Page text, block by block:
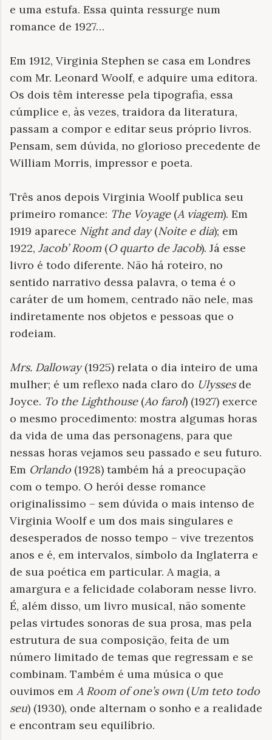
e uma estufa. Essa quinta ressurge num
romance de 1927…
Em 1912, Virginia Stephen se casa em Londres
com Mr. Leonard Woolf, e adquire uma editora.
Os dois têm interesse pela tipografia, essa
cúmplice e, às vezes, traidora da literatura,
passam a compor e editar seus próprio livros.
Pensam, sem dúvida, no glorioso precedente de
William Morris, impressor e poeta.
Três anos depois Virginia Woolf publica seu
primeiro romance: The Voyage (A viagem). Em
1919 aparece Night and day(Noite e dia); em
1922, Jacob’ Room (O quarto de Jacob). Já esse
livro é todo diferente. Não há roteiro, no
sentido narrativo dessa palavra, o tema é o
caráter de um homem, centrado não nele, mas
indiretamente nos objetos e pessoas que o
rodeiam.
Mrs. Dalloway(1925) relata o dia inteiro de uma
mulher; é um reflexo nada claro do Ulysses de
Joyce. To the Lighthouse(Ao farol) (1927) exerce
o mesmo procedimento: mostra algumas horas
da vida de uma das personagens, para que
nessas horas vejamos seu passado e seu futuro.
Em Orlando (1928) também há a preocupação
com o tempo. O herói desse romance
originalíssimo – sem dúvida o mais intenso de
Virginia Woolf e um dos mais singulares e
desesperados de nosso tempo – vive trezentos
anos e é, em intervalos, símbolo da Inglaterra e
de sua poética em particular. A magia, a
amargura e a felicidade colaboram nesse livro.
É, além disso, um livro musical, não somente
pelas virtudes sonoras de sua prosa, mas pela
estrutura de sua composição, feita de um
número limitado de temas que regressam e se
combinam. Também é uma música o que
ouvimos em A Room of one’s own (Um teto todo
seu) (1930), onde alternam o sonho e a realidade
e encontram seu equilíbrio.